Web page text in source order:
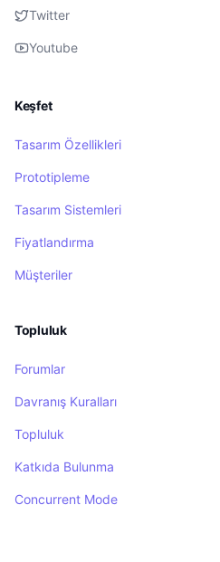
Twitter
Youtube
Keşfet
Tasarım Özellikleri
Prototipleme
Tasarım Sistemleri
Fiyatlandırma
Müşteriler
Topluluk
Forumlar
Davranış Kuralları
Topluluk
Katkıda Bulunma
Concurrent Mode